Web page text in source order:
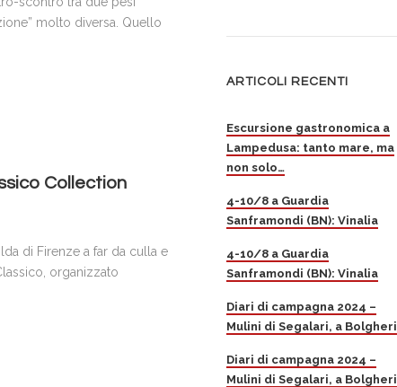
molto diversa. Quello
Collection
di Firenze a far da culla e
organizzato
ARTICOLI RECENTI
Escursione gastronomica a
Lampedusa: tanto mare, ma
non solo…
4-10/8 a Guardia
Sanframondi (BN): Vinalia
4-10/8 a Guardia
Sanframondi (BN): Vinalia
Diari di campagna 2024 –
Mulini di Segalari, a Bolgheri
Diari di campagna 2024 –
Mulini di Segalari, a Bolgheri